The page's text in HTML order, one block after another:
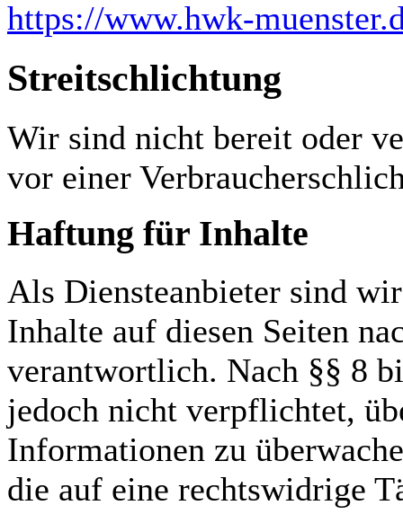
https://www.hwk-
Streitschlichtung
Wir sind nicht bereit oder
vor einer
Haftung für Inhalte
Als Diensteanbieter sind
Inhalte auf diesen Seiten
verantwortlich. Nach §§ 8
jedoch nicht verpflichtet,
Informationen zu
die auf eine rechtswidrige